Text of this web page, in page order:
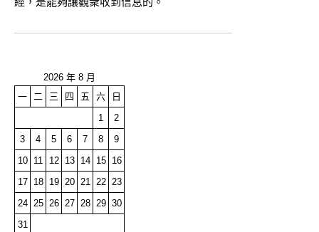
2026 年 8 月
一 二 三 四 五 六
日
1
2
3
4 5 6 7 8
9
10
11 12 13 14 15
16
17
18 19 20 21 22 23
24 25 26 27 28 29 30
31